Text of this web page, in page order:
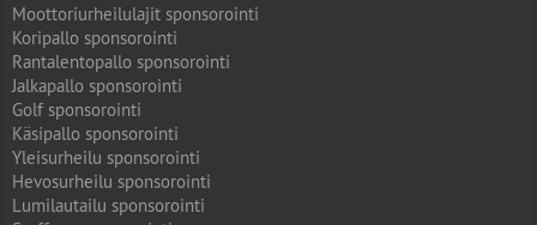
Moottoriurheilulajit sponsorointi
Koripallo sponsorointi
Rantalentopallo sponsorointi
Jalkapallo sponsorointi
Golf sponsorointi
Käsipallo sponsorointi
Yleisurheilu sponsorointi
Hevosurheilu sponsorointi
Lumilautailu sponsorointi